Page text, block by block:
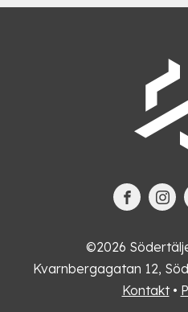
©2026
Kvarnbergagatan 12,
Kontakt•